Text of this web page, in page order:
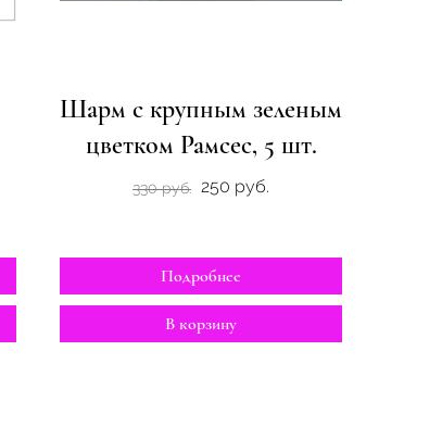
Шарм с крупным зеленым
цветком Рамсес, 5 шт.
330 руб. 250 руб.
Подробнее
В корзину